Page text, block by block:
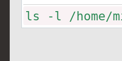
ls -l /home/